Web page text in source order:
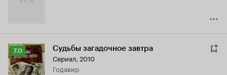
Рейтинг
Кинопоиска
7.0
7.0 Судьбы загадочное завтра
Сериал, 2010
Годавир